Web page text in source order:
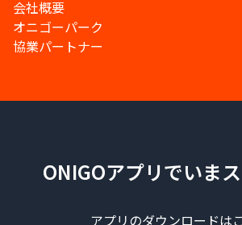
会社概要
オニゴーパーク
協業パートナー
ONIGOアプリでいま
アプリのダウンロードは